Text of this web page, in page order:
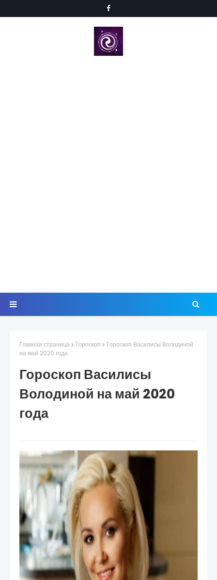
Главная страница Гороскоп
Гороскоп Василисы Володиной
на май 2020 года
Гороскоп Василисы
Володиной на май 2020
года